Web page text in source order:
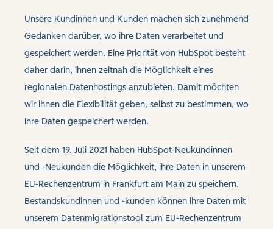
Unsere Kundinnen und Kunden machen sich zunehmend
Gedanken darüber, wo ihre Daten verarbeitet und
gespeichert werden. Eine Priorität von HubSpot besteht
daher darin, ihnen zeitnah die Möglichkeit eines
regionalen Datenhostings anzubieten. Damit möchten
wir ihnen die Flexibilität geben, selbst zu bestimmen, wo
ihre Daten gespeichert werden.
Seit dem 19. Juli 2021 haben HubSpot-Neukundinnen
und -Neukunden die Möglichkeit, ihre Daten in unserem
EU-Rechenzentrum in Frankfurt am Main zu speichern.
Bestandskundinnen und -kunden können ihre Daten mit
unserem Datenmigrationstool zum EU-Rechenzentrum